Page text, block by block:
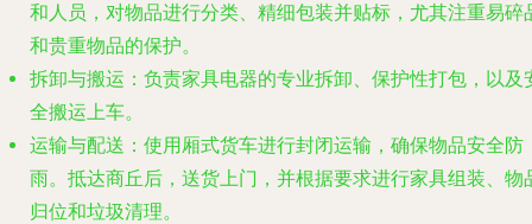
和人员，对物品进行分类、精细包装并贴标，尤其注重易碎
和贵重物品的保护。
拆卸与搬运 ：负责家具电器的专业拆卸、保护性打包，以及
全搬运上车。
运输与配送 ：使用厢式货车进行封闭运输，确保物品安全防
雨。抵达商丘后，送货上门，并根据要求进行家具组装、物
归位和垃圾清理。